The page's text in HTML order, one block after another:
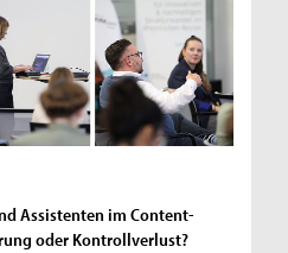
Assistenten im Content-
oder Kontrollverlust?